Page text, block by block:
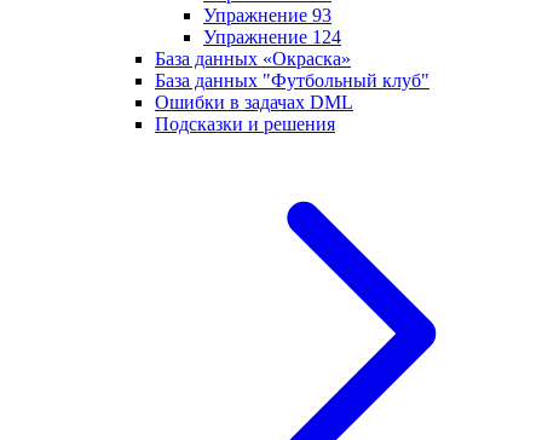
Упражнение 93
Упражнение 124
База данных «Окраска»
База данных "Футбольный клуб"
Ошибки в задачах DML
Подсказки и решения